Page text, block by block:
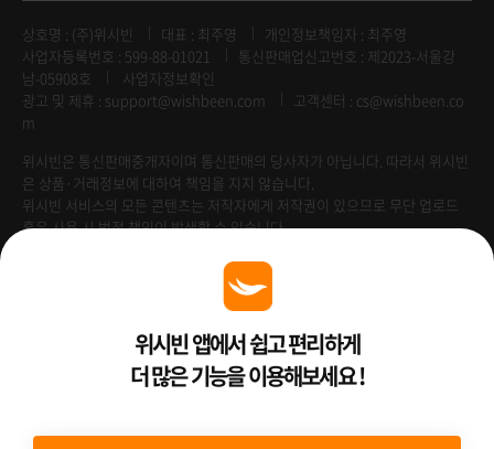
상호명 : (주)위시빈 대표 : 최주영
개인정보책임자 : 최주영
사업자등록번호 : 599-88-01021
통신판매업신고번호 : 제2023-서울강
남-05908호
사업자정보확인
광고 및 제휴 : support@wishbeen.com
고객센터 : cs@wishbeen.co
m
위시빈은 통신판매중개자이며 통신판매의 당사자가 아닙니다. 따라서 위시빈
은 상품·거래정보에 대하여 책임을 지지 않습니다.
위시빈 서비스의 모든 콘텐츠는 저작자에게 저작권이 있으므로 무단 업로드
혹은 사용 시 법적 책임이 발생할 수 있습니다.
Venture Enterprise위시빈 앱에서 쉽고 편리하게
더 많은 기능을 이용해보세요 !